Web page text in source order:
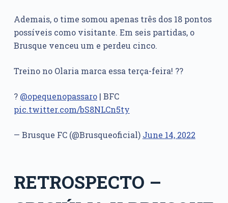
Ademais, o time somou apenas três dos 18 pontos
possíveis como visitante. Em seis partidas, o
Brusque venceu um e perdeu cinco.
Treino no Olaria marca essa terça-feira! ??
? @opequenopassaro| BFC
pic.twitter.com/bS8NLCn5ty
— Brusque FC (@Brusqueoficial) June 14, 2022
RETROSPECTO –